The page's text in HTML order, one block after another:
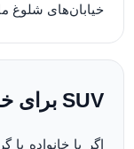
خیابان‌های شلوغ
SUV برای خانواده‌ها و گروه‌ها